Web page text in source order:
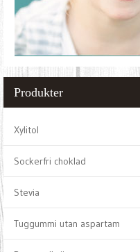
Produkter
Xylitol
Sockerfri choklad
Stevia
Tuggummi utan aspartam